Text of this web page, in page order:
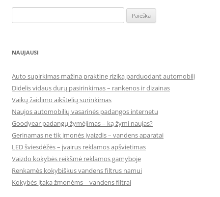
NAUJAUSI
Auto supirkimas mažina praktinę riziką parduodant automobilį
Didelis vidaus durų pasirinkimas – rankenos ir dizainas
Vaikų žaidimo aikštelių surinkimas
Naujos automobilių vasarinės padangos internetu
Goodyear padangų žymėjimas – ką žymi naujas?
Gerinamas ne tik įmonės įvaizdis – vandens aparatai
LED šviesdėžės – įvairus reklamos apšvietimas
Vaizdo kokybės reikšmė reklamos gamyboje
Renkamės kokybiškus vandens filtrus namui
Kokybės įtaka žmonėms – vandens filtrai